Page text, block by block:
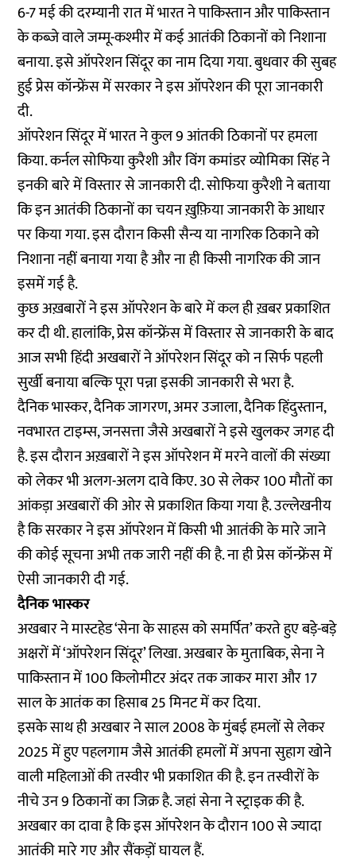
6-7 मई की दरम्यानी रात में भारत ने पाकिस्तान और पाकिस्तान
के कब्जे वाले जम्मू-कश्मीर में कई आतंकी ठिकानों को निशाना
बनाया. इसे ऑपरेशन सिंदूर का नाम दिया गया. बुधवार की सुबह
हुई प्रेस कॉन्फ्रेंस में सरकार ने इस ऑपरेशन की पूरा जानकारी
दी.
ऑपरेशन सिंदूर में भारत ने कुल 9 आंतकी ठिकानों पर हमला
किया. कर्नल सोफिया कुरैशी और विंग कमांडर व्योमिका सिंह ने
इनकी बारे में विस्तार से जानकारी दी. सोफिया कुरैशी ने बताया
कि इन आतंकी ठिकानों का चयन ख़ुफ़िया जानकारी के आधार
पर किया गया. इस दौरान किसी सैन्य या नागरिक ठिकाने को
निशाना नहीं बनाया गया है और ना ही किसी नागरिक की जान
इसमें गई है.
कुछ अख़बारों ने इस ऑपरेशन के बारे में कल ही ख़बर प्रकाशित
कर दी थी. हालांकि, प्रेस कॉन्फ्रेंस में विस्तार से जानकारी के बाद
आज सभी हिंदी अखबारों ने ऑपरेशन सिंदूर को न सिर्फ पहली
सुर्खी बनाया बल्कि पूरा पन्ना इसकी जानकारी से भरा है.
दैनिक भास्कर, दैनिक जागरण, अमर उजाला, दैनिक हिंदुस्तान,
नवभारत टाइम्स, जनसत्ता जैसे अखबारों ने इसे खुलकर जगह दी
है. इस दौरान अख़बारों ने इस ऑपरेशन में मरने वालों की संख्या
को लेकर भी अलग-अलग दावे किए. 30 से लेकर 100 मौतों का
आंकड़ा अखबारों की ओर से प्रकाशित किया गया है. उल्लेखनीय
है कि सरकार ने इस ऑपरेशन में किसी भी आतंकी के मारे जाने
की कोई सूचना अभी तक जारी नहीं की है. ना ही प्रेस कॉन्फ्रेंस में
ऐसी जानकारी दी गई.
दैनिक भास्कर
अखबार ने मास्टहेड ‘सेना के साहस को समर्पित’ करते हुए बड़े-बड़े
अक्षरों में ‘ऑपरेशन सिंदूर’ लिखा. अखबार के मुताबिक, सेना ने
पाकिस्तान में 100 किलोमीटर अंदर तक जाकर मारा और 17
साल के आतंक का हिसाब 25 मिनट में कर दिया.
इसके साथ ही अखबार ने साल 2008 के मुंबई हमलों से लेकर
2025 में हुए पहलगाम जैसे आतंकी हमलों में अपना सुहाग खोने
वाली महिलाओं की तस्वीर भी प्रकाशित की है. इन तस्वीरों के
नीचे उन 9 ठिकानों का जिक्र है. जहां सेना ने स्ट्राइक की है.
अखबार का दावा है कि इस ऑपरेशन के दौरान 100 से ज्यादा
आतंकी मारे गए और सैंकड़ों घायल हैं.